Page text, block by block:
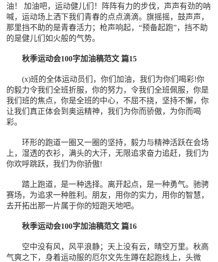
油！ 加油吧，运动健儿们！阵阵有力的步伐，声声有劲的呐
喊，运动场上洒下我们青春的点点滴滴。旗摇摇，鼓声声，
那里挡不助的是青春活力；枪声响起，“预备起跑”，挡不助
的是健儿们如火般的气势。
秋季运动会100字加油稿范文 篇15
(x)班的全体运动员们，你们加油，我们为你们喝彩!你
的毅力令我们全班折服，你的努力，令我们全班佩服，你是
我们班的焦点，你是全班的中心，不屈不挠，坚持不懈，你
让我们真正体会到奥运精神，我们为你而骄傲，为你而喝
彩。
环形的跑道一圈又一圈的坚持，毅力与精神活跃在会场
上，湿透的衣衫，满头的大汗，无限追求奋力追赶，我们为
你欢呼跳跃，我们为你骄傲!
踏上跑道，是一种选择。离开起点，是一种勇气。驰骋
赛场，为追求一种胜利。朋友，用你的实力，用你的智慧，
去开拓出那一片属于你的短跑天地吧。
秋季运动会100字加油稿范文 篇16
空中没有风，风平浪静；天上没有云，晴空万里。秋高
气爽之下，身着运动服的厄尔文先生蹲在起跑线上，头微